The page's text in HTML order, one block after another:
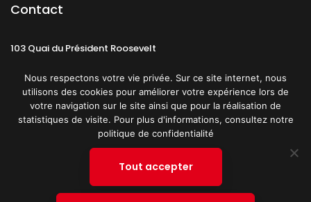
Contact
103 Quai du Président Roosevelt
CGU Politique de confidentialité
© 2019 PATRICK SPICA PRODUCTIONS. Tous droits réservés.
Nous respectons votre vie privée. Sur ce site internet, nous
utilisons des cookies pour améliorer votre expérience lors de
votre navigation sur le site ainsi que pour la réalisation de
statistiques de visite. Pour plus d'informations, consultez notre
politique de confidentialité
Tout accepter